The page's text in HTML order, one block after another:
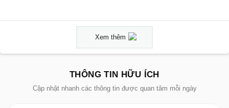
Xem thêm
THÔNG TIN HỮU ÍCH
Cập nhật nhanh các thông tin được quan tâm mỗi ngày